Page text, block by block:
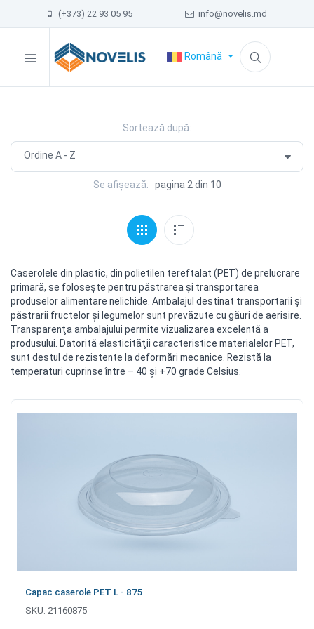
(+373) 22 93 05 95 info@novelis.md
Română
Sortează după:
Se afișează: pagina 2 din 10
Caserolele din plastic, din polietilen tereftalat (PET) de prelucrare
primară, se foloseşte pentru păstrarea şi transportarea
produselor alimentare nelichide. Ambalajul destinat transportarii şi
păstrarii fructelor şi legumelor sunt prevăzute cu găuri de aerisire.
Transparenţa ambalajului permite vizualizarea excelentă a
produsului. Datorită elasticităţii caracteristice materialelor PET,
sunt destul de rezistente la deformări mecanice. Rezistă la
temperaturi cuprinse între – 40 şi +70 grade Celsius.
Capac caserole PET L - 875
SKU: 21160875